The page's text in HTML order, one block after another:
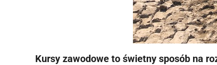
Kursy zawodowe to świetny sposób na